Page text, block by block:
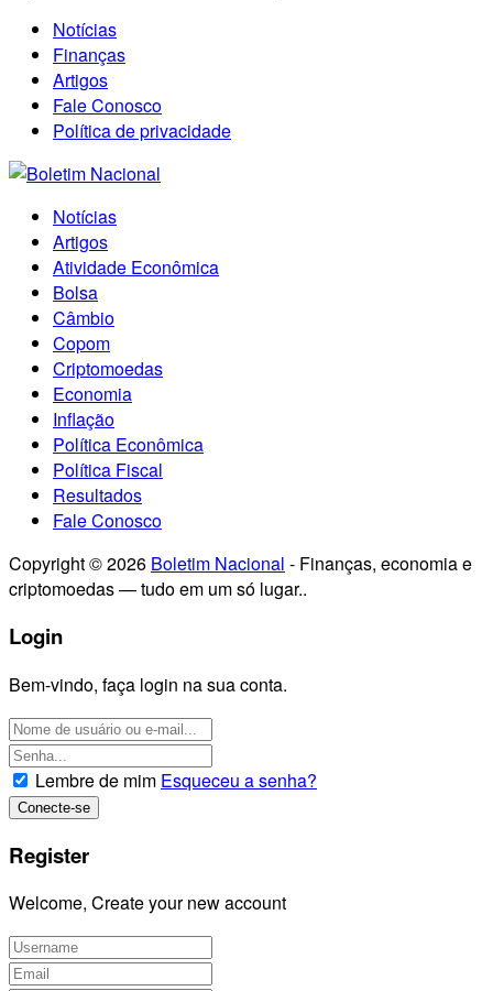
Notícias
Finanças
Artigos
Fale Conosco
Política de privacidade
Notícias
Artigos
Atividade Econômica
Bolsa
Câmbio
Copom
Criptomoedas
Economia
Inflação
Política Econômica
Política Fiscal
Resultados
Fale Conosco
Copyright © 2026 Boletim Nacional - Finanças, economia e
criptomoedas — tudo em um só lugar..
Login
Bem-vindo, faça login na sua conta.
Lembre de mim Esqueceu a senha?
Register
Welcome, Create your new account